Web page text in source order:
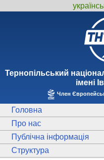
Тернопiльський
iменi
Член
Головна
Про нас
Публічна інформація
Структура